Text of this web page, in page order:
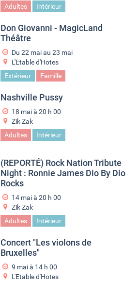
Adultes
Intérieur
Don Giovanni - MagicLand
Théâtre
Du 22 mai au 23 mai
L'Etable d'Hotes
Extérieur
Famille
Nashville Pussy
18 mai à 20 h 00
Zik Zak
Adultes
Intérieur
(REPORTÉ) Rock Nation Tribute
Night : Ronnie James Dio By Dio
Rocks
14 mai à 20 h 00
Zik Zak
Adultes
Intérieur
Concert "Les violons de
Bruxelles"
9 mai à 14 h 00
L'Etable d'Hotes